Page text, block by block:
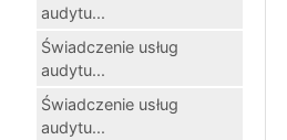
audytu...
Świadczenie usług
audytu...
Świadczenie usług
audytu...